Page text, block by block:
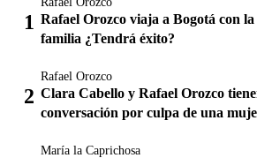
Rafael Orozco viaja a Bogotá con
familia ¿Tendrá éxito?
Rafael Orozco
Clara Cabello y Rafael Orozco
conversación por culpa de una
María la Caprichosa